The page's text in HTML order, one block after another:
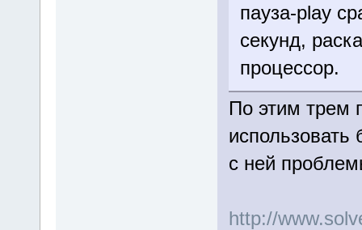
пауза-play
секунд,
процессор.
По этим трем
с ней
http://